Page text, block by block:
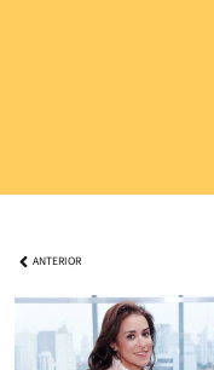
ANTERIOR